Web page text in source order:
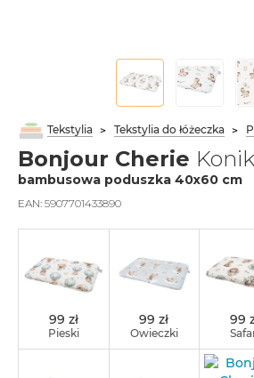
Tekstylia Tekstylia do łóżeczka
Bonjour Cherie
bambusowa poduszka 40x60 cm
EAN: 5907701433890
99 zł
Pieski
99 zł
Owieczki
99